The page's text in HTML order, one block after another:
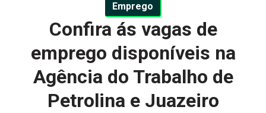
Emprego
Confira ás vagas de
emprego disponíveis na
Agência do Trabalho de
Petrolina e Juazeiro